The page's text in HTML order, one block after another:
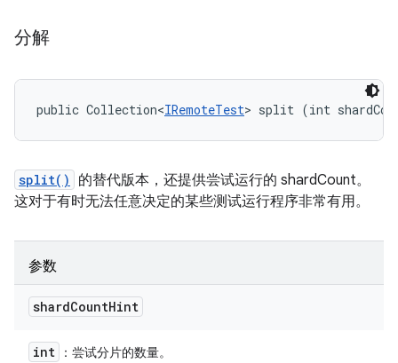
分解
public Collection<IRemoteTest> split (int
split()
的替代版本，还提供尝试运行的 shardCount。
这对于有时无法任意决定的某些测试运行程序非常有用。
参数
shardCountHint
int ：尝试分片的数量。